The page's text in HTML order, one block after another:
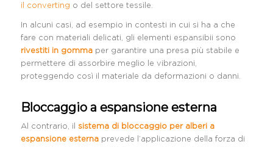
il converting o del settore tessile.
In alcuni casi, ad esempio in contesti in cui si ha a che
fare con materiali delicati, gli elementi espansibii sono
rivestiti in gommaper garantire una presa più stabile e
permettere di assorbire meglio le vibrazioni,
proteggendo così il materiale da deformazioni o danni.
Bloccaggio a espansione esterna
Al contrario, il
sistema di bloccaggio per alberi a
espansione esternaprevede l’applicazione della forza di